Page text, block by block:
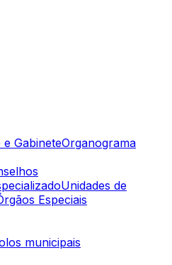
e GabineteOrganograma
Unidades de
Especiais
municipais